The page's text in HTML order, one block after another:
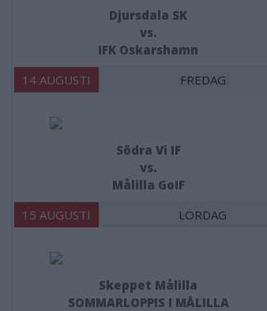
Djursdala SK
vs.
IFK Oskarshamn
14 AUGUSTI FREDAG
Södra Vi IF
vs.
Målilla GoIF
15 AUGUSTI LÖRDAG
Skeppet Målilla
SOMMARLOPPIS I MÅLILLA